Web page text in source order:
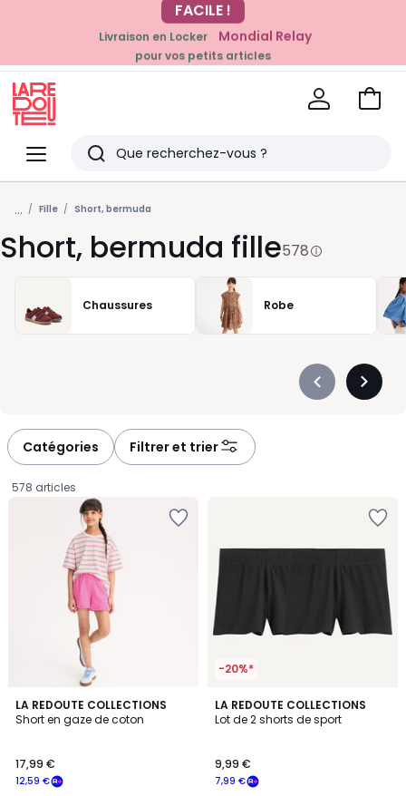
EN CE MOMENT
-20% dès 39€*
sur la mode
Livraison en Locker Mondial Relay
pour vos petits articles
Menu
Redoute
Rechercher
Derniers
articles
vus
Voir
... Fille Short, bermuda
Short, bermuda fille578
Chaussures Robe
Précédent
Catégories Filtrer et trier
578 articles
LA REDOUTE COLLECTIONS
Short en gaze de coton
€
souscrivez
12,59 €
17,99 €
3,3
/ 5
2
Couleurs
-20%*
LA REDOUTE COLLECTIONS
Lot de 2 shorts de sport
7,99 €
9,99 €
5
/